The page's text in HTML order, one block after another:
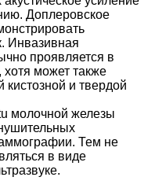
Доплеровское
Инвазивная
проявляется в
хотя может также
и твердой
молочной железы
Тем не
в виде